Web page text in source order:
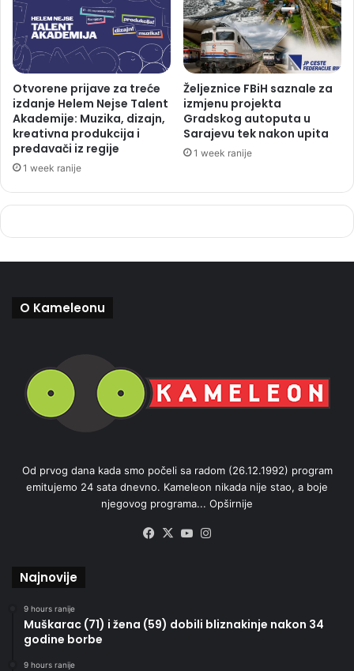
Otvorene prijave za treće
izdanje Helem Nejse Talent
Akademije: Muzika, dizajn,
kreativna produkcija i
predavači iz regije
1 week ranije
Željeznice FBiH saznale za
izmjenu projekta
Gradskog autoputa u
Sarajevu tek nakon upita
1 week ranije
O Kameleonu
Od prvog dana kada smo počeli sa radom (26.12.1992) program
emitujemo 24 sata dnevno. Kameleon nikada nije stao, a boje
njegovog programa... Opširnije
Facebook
X YouTube
Najnovije
9 hours ranije
Muškarac (71) i žena (59) dobili bliznakinje nakon 34
godine borbe
9 hours ranije